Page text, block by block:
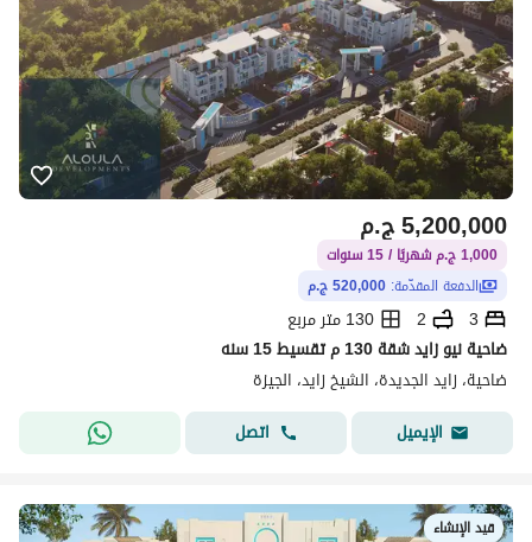
ج.م5,200,000
1,000 ج.م شهريًا / 15 سنوات
الدفعة المقدّمة: 520,000 ج.م
3
2
130 متر مربع
ضاحية نيو زايد شقة 130 م تقسيط 15 سنه
ضاحية، زايد الجديدة، الشيخ زايد، الجيزة
الإيميل
اتصل
قيد الإنشاء